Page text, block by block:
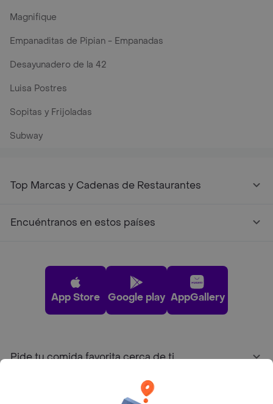
Magnifique
Empanaditas de Pipian - Empanadas
Desayunadero de la 42
Luisa Postres
Sopitas y Frijoladas
Subway
Top Marcas y Cadenas de Restaurantes
Encuéntranos en estos países
App Store Google play AppGallery
Pide tu comida favorita cerca de ti